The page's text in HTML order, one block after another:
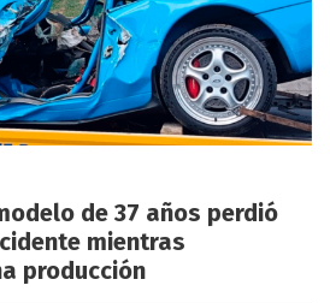
de 37 años perdió
mientras
producción